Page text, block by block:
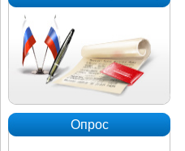
Опрос